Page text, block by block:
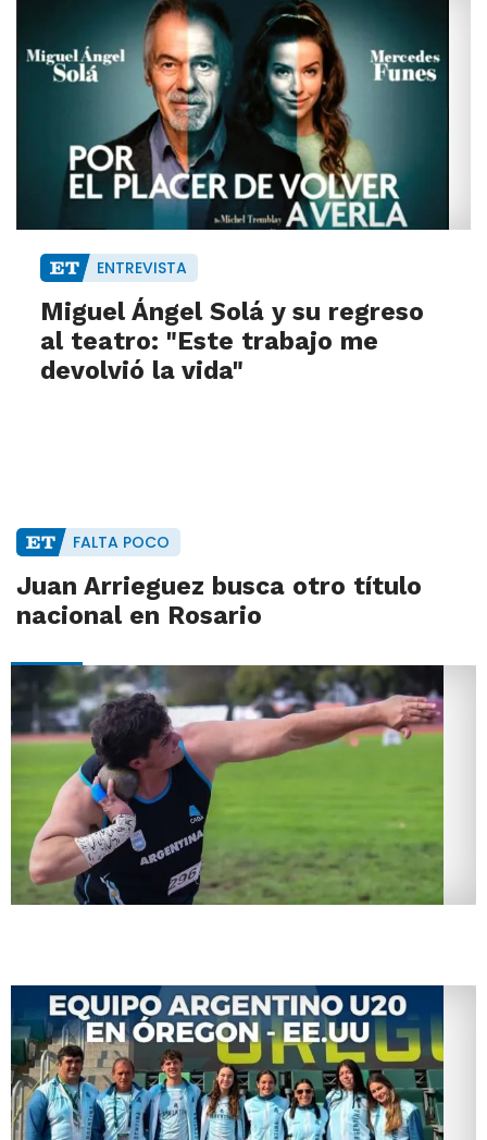
ENTREVISTA
Miguel Ángel Solá y su regreso
al teatro: "Este trabajo me
devolvió la vida"
FALTA POCO
Juan Arrieguez busca otro título
nacional en Rosario